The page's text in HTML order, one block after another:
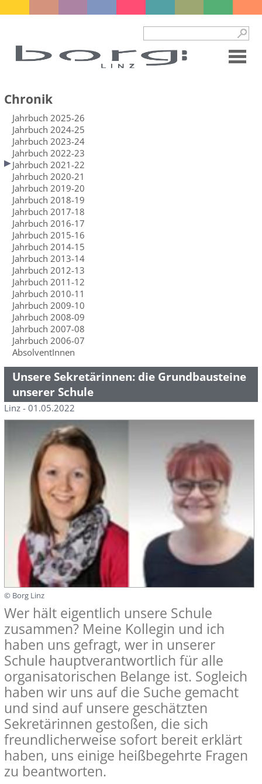
Chronik
Jahrbuch 2025-26
Jahrbuch 2024-25
Jahrbuch 2023-24
Jahrbuch 2022-23
Jahrbuch 2021-22
Jahrbuch 2020-21
Jahrbuch 2019-20
Jahrbuch 2018-19
Jahrbuch 2017-18
Jahrbuch 2016-17
Jahrbuch 2015-16
Jahrbuch 2014-15
Jahrbuch 2013-14
Jahrbuch 2012-13
Jahrbuch 2011-12
Jahrbuch 2010-11
Jahrbuch 2009-10
Jahrbuch 2008-09
Jahrbuch 2007-08
Jahrbuch 2006-07
AbsolventInnen
Unsere Sekretärinnen: die Grundbausteine
unserer Schule
Linz - 01.05.2022
© Borg Linz
Wer hält eigentlich unsere Schule
zusammen? Meine Kollegin und ich
haben uns gefragt, wer in unserer
Schule hauptverantwortlich für alle
organisatorischen Belange ist. Sogleich
haben wir uns auf die Suche gemacht
und sind auf unsere geschätzten
Sekretärinnen gestoßen, die sich
freundlicherweise sofort bereit erklärt
haben, uns einige heißbegehrte Fragen
zu beantworten.